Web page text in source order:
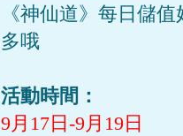
《神仙道》每日儲值
多哦
活動時間：
9月17日-9月19日